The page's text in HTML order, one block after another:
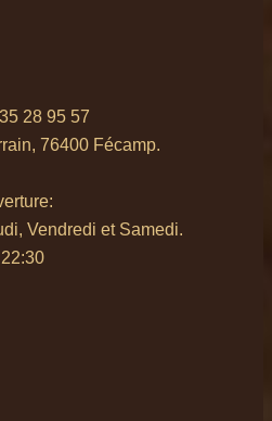
28 95 57
76400 Fécamp.
Vendredi et Samedi.